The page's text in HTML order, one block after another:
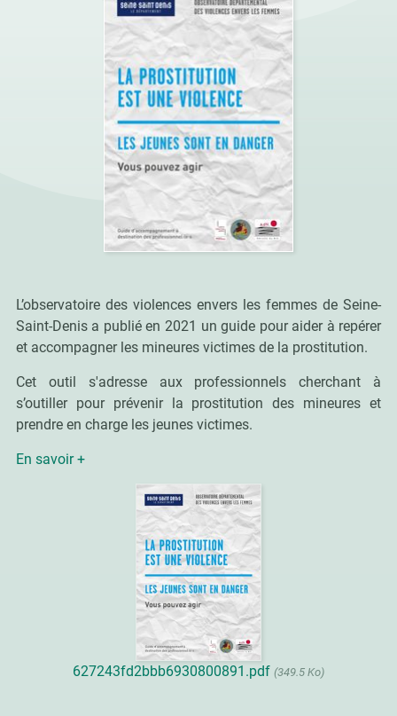
L’observatoire des violences envers les femmes de Seine-
Saint-Denis a publié en 2021 un guide pour aider à repérer
et accompagner les mineures victimes de la prostitution.
Cet outil s'adresse aux professionnels cherchant à
s’outiller pour prévenir la prostitution des mineures et
prendre en charge les jeunes victimes.
En savoir +
627243fd2bbb6930800891.pdf (349.5 Ko)